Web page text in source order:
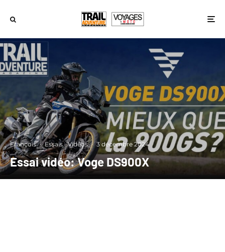
François · Essais Vidéos · 3 décembre 2024
Essai vidéo: Voge DS900X